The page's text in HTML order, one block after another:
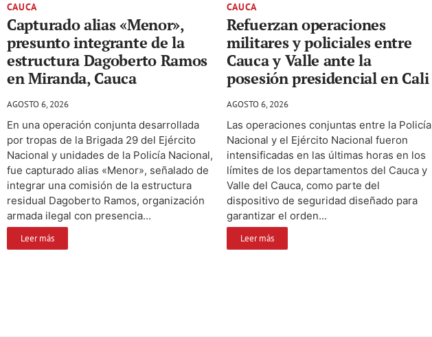
CAUCA
Capturado alias «Menor»,
presunto integrante de la
estructura Dagoberto Ramos
en Miranda, Cauca
AGOSTO 6, 2026
En una operación conjunta desarrollada
por tropas de la Brigada 29 del Ejército
Nacional y unidades de la Policía Nacional,
fue capturado alias «Menor», señalado de
integrar una comisión de la estructura
residual Dagoberto Ramos, organización
armada ilegal con presencia...
Leer más
CAUCA
Refuerzan operaciones
militares y policiales entre
Cauca y Valle ante la
posesión presidencial en Cali
AGOSTO 6, 2026
Las operaciones conjuntas entre la Policía
Nacional y el Ejército Nacional fueron
intensificadas en las últimas horas en los
límites de los departamentos del Cauca y
Valle del Cauca, como parte del
dispositivo de seguridad diseñado para
garantizar el orden...
Leer más